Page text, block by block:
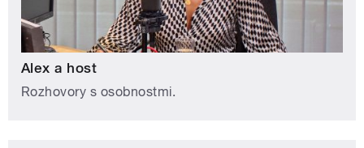
Alex a host
Rozhovory s osobnostmi.